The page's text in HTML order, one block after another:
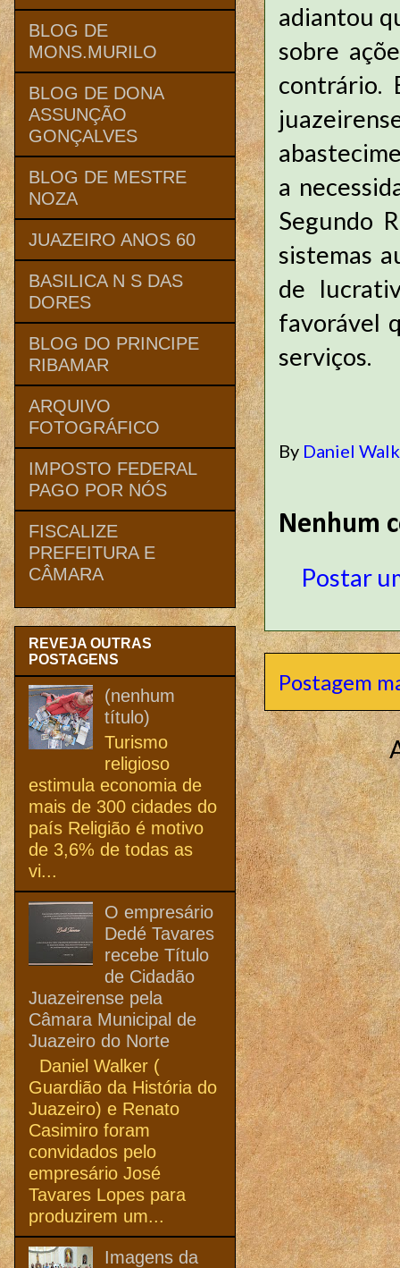
adiantou
sobre
contrário.
a
Segundo
sistemas
de
favorável
serviços.
By Daniel
Nenhum
Postar
Postagem
BLOG DE
MONS.MURILO
BLOG DE DONA
ASSUNÇÃO
GONÇALVES
BLOG DE MESTRE
NOZA
JUAZEIRO ANOS 60
BASILICA N S DAS
DORES
BLOG DO PRINCIPE
RIBAMAR
ARQUIVO
FOTOGRÁFICO
IMPOSTO FEDERAL
PAGO POR NÓS
FISCALIZE
PREFEITURA E
CÂMARA
REVEJA OUTRAS
POSTAGENS
(nenhum
título)
Turismo
religioso
estimula economia de
mais de 300 cidades do
país Religião é motivo
de 3,6% de todas as
vi...
O empresário
Dedé Tavares
recebe Título
de Cidadão
Juazeirense pela
Câmara Municipal de
Juazeiro do Norte
Daniel Walker (
Guardião da História do
Juazeiro) e Renato
Casimiro foram
convidados pelo
empresário José
Tavares Lopes para
produzirem um...
Imagens da